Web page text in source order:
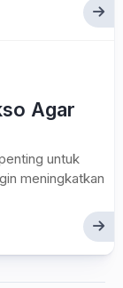
Agar
untuk
meningkatkan